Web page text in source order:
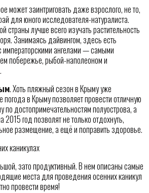
может заинтриговать даже взрослого, не то,
для юного исследователя-натуралиста.
страны лучше всего изучать растительность
Занимаясь дайвингом, здесь есть
императорскими ангелами — самыми
побережье, рыбой-наполеоном и
. Хоть пляжный сезон в Крыму уже
погода в Крыму позволяет провести отличную
по достопримечательностям полуострова, а
год позволят не только отдохнуть,
размещение, а ещё и поправить здоровье.
зато продуктивный. В нем описаны самые
места для проведения осенних каникул
провести время!